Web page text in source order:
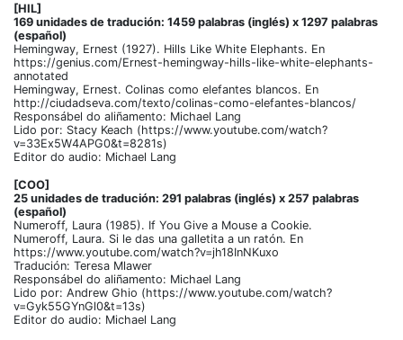
[HIL]
169 unidades de tradución: 1459 palabras (inglés) x 1297 palabras
(español)
Hemingway, Ernest (1927). Hills Like White Elephants. En
https://genius.com/Ernest-hemingway-hills-like-white-elephants-
annotated
Hemingway, Ernest. Colinas como elefantes blancos. En
http://ciudadseva.com/texto/colinas-como-elefantes-blancos/
Responsábel do aliñamento: Michael Lang
Lido por: Stacy Keach (https://www.youtube.com/watch?
v=33Ex5W4APG0&t=8281s)
Editor do audio: Michael Lang
[COO]
25 unidades de tradución: 291 palabras (inglés) x 257 palabras
(español)
Numeroff, Laura (1985). If You Give a Mouse a Cookie.
Numeroff, Laura. Si le das una galletita a un ratón. En
https://www.youtube.com/watch?v=jh18InNKuxo
Tradución: Teresa Mlawer
Responsábel do aliñamento: Michael Lang
Lido por: Andrew Ghio (https://www.youtube.com/watch?
v=Gyk55GYnGl0&t=13s)
Editor do audio: Michael Lang